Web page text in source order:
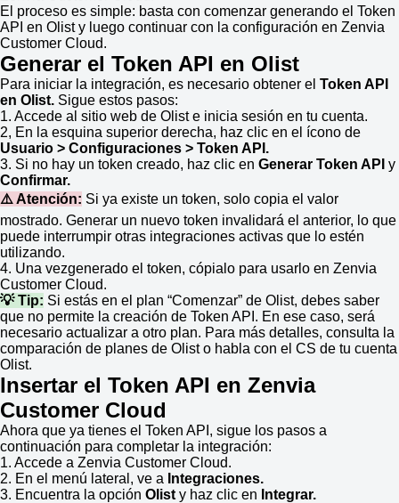
El proceso es simple: basta con comenzar generando el Token
API en Olisty luego continuar con la configuración en Zenvia
Customer Cloud.
Generar el Token API en Olist
Para iniciar la integración, es necesario obtener el Token API
en Olist. Sigue estos pasos:
1. Accede al sitio web de Oliste inicia sesión en tu cuenta.
2, En la esquina superior derecha, haz clic en el ícono de
Usuario > Configuraciones > Token API.
3. Si no hay un token creado, haz clic en Generar Token AP y
Confirmar.
⚠️ Atención: Si ya existe un token, solo copia el valor
mostrado. Generar un nuevo token invalidará el anterior, lo que
puede interrumpir otras integraciones activas que lo estén
utilizando.
4. Una vezgenerado el token, cópialo para usarlo en Zenvia
Customer Cloud.
💡 Tip: Si estás en el plan “Comenzar” de Olist, debes saber
que no permite la creación de Token API. En ese caso, será
necesario actualizar a otro plan. Para más detalles, consulta la
comparación de planes de Olisto habla con el CS de tu cuenta
Olist.
Insertar el Token API en Zenvia
Customer Cloud
Ahora que ya tienes el Token API, sigue los pasos a
continuación para completar la integración:
1. Accede a Zenvia Customer Cloud.
2. En el menú lateral, ve a Integraciones.
3. Encuentra la opción Olist y haz clic en Integrar.